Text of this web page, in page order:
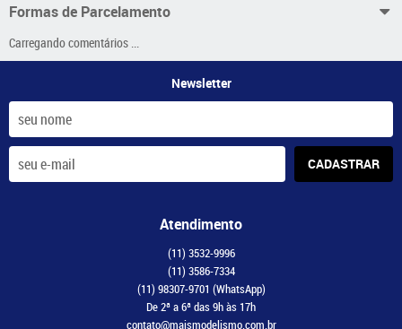
Formas de Parcelamento
Carregando comentários ...
Newsletter
CADASTRAR
Atendimento
(11) 3532-9996
(11) 3586-7334
(11) 98307-9701 (WhatsApp)
De 2ª a 6ª das 9h às 17h
contato@maismodelismo.com.br